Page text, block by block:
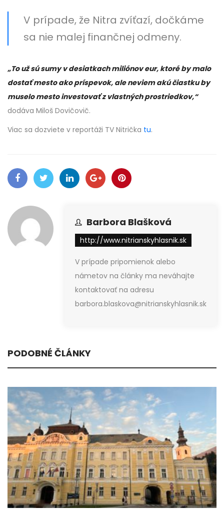
V prípade, že Nitra zvíťazí, dočkáme
sa nie malej finančnej odmeny.
„To už sú sumy v desiatkach miliónov eur, ktoré by malo
dostať mesto ako príspevok, ale neviem akú čiastku by
muselo mesto investovať z vlastných prostriedkov,“
dodáva Miloš Dovičovič.
Viac sa dozviete v reportáži TV Nitrička tu.
Barbora Blašková
http://www.nitrianskyhlasnik.sk
V prípade pripomienok alebo
námetov na články ma neváhajte
kontaktovať na adresu
barbora.blaskova@nitrianskyhlasnik.sk
PODOBNÉ ČLÁNKY